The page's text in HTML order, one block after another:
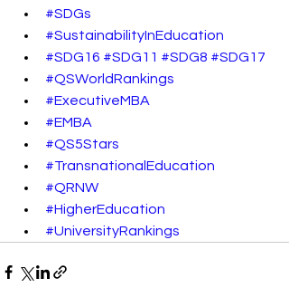
#SDGs
#SustainabilityInEducation
#SDG16 #SDG11 #SDG8 #SDG17
#QSWorldRankings
#ExecutiveMBA
#EMBA
#QS5Stars
#TransnationalEducation
#QRNW
#HigherEducation
#UniversityRankings